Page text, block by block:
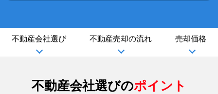
不動産会社選び 不動産売却の流れ 売却価格
不動産会社選びのポイント